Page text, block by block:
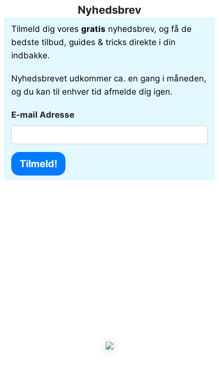
Nyhedsbrev
Tilmeld dig vores gratis nyhedsbrev, og få de
bedste tilbud, guides & tricks direkte i din
indbakke.
Nyhedsbrevet udkommer ca. en gang i måneden,
og du kan til enhver tid afmelde dig igen.
E-mail Adresse